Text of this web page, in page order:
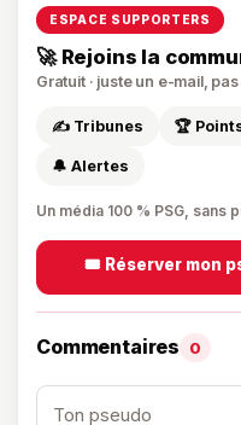
ESPACE SUPPORTERS
🚀 Rejoins la
Gratuit · juste un e-mail,
✍️ Tribunes 🏆
🔔 Alertes
Un média 100 % PSG,
🎟️ Réserver mon
Commentaires 0